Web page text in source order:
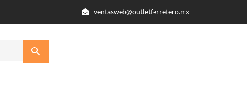
ventasweb@outletferretero.mx